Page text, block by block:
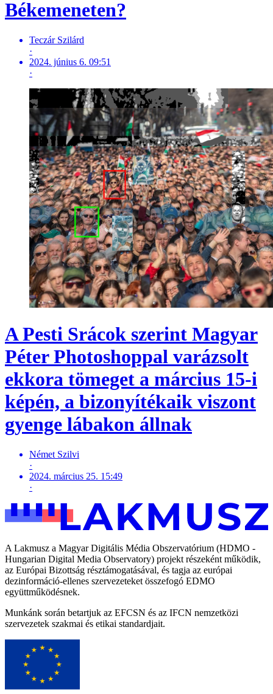
Békemeneten?
Teczár Szilárd
·
2024. június 6. 09:51
·
A Pesti Srácok szerint Magyar
Péter Photoshoppal varázsolt
ekkora tömeget a március 15-i
képén, a bizonyítékaik viszont
gyenge lábakon állnak
Német Szilvi
·
2024. március 25. 15:49
·
A Lakmusz a Magyar Digitális Média Obszervatórium (HDMO -
Hungarian Digital Media Observatory) projekt részeként működik,
az Európai Bizottság résztámogatásával, és tagja az európai
dezinformáció-ellenes szervezeteket összefogó EDMO
együttműködésnek.
Munkánk során betartjuk az EFCSN és az IFCN nemzetközi
szervezetek szakmai és etikai standardjait.